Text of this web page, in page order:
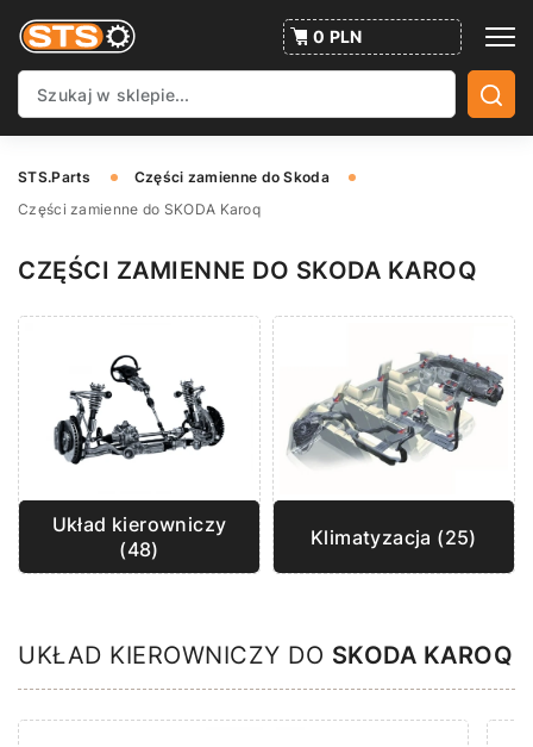
0 PLN
STS.Parts
Części zamienne do Skoda
Części zamienne do SKODA Karoq
CZĘŚCI ZAMIENNE DO SKODA KAROQ
Układ kierowniczy
(48)
Klimatyzacja (25)
UKŁAD KIEROWNICZY DO SKODA KAROQ